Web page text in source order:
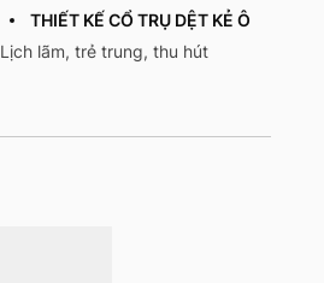
THIẾT KẾ CỔ TRỤ DỆT KẺ Ô
Lịch lãm, trẻ trung, thu hút